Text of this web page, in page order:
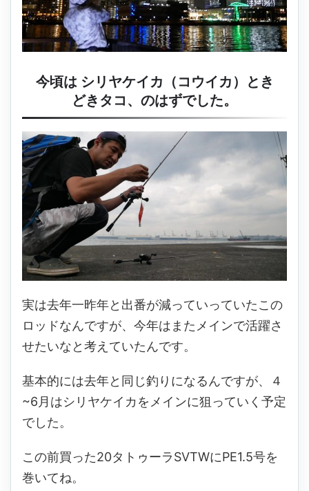
今頃は シリヤケイカ（コウイカ）とき
どきタコ、のはずでした。
実は去年一昨年と出番が減っていっていたこの
ロッドなんですが、今年はまたメインで活躍さ
せたいなと考えていたんです。
基本的には去年と同じ釣りになるんですが、４
~6月はシリヤケイカをメインに狙っていく予定
でした。
この前買った20タトゥーラSVTWにPE1.5号を
巻いてね。